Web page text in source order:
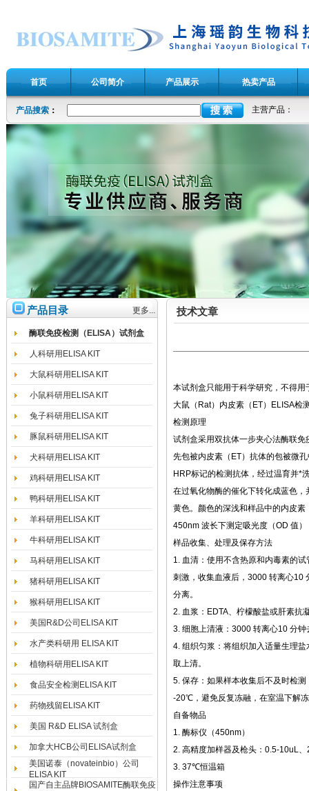
首页 公司简介 产品展示 热卖产品
产品搜索 ： 主营产品：
产品目录 更多...
酶联免疫检测（ELISA）试剂盒
人科研用ELISA KIT
大鼠科研用ELISA KIT
小鼠科研用ELISA KIT
兔子科研用ELISA KIT
豚鼠科研用ELISA KIT
犬科研用ELISA KIT
鸡科研用ELISA KIT
鸭科研用ELISA KIT
羊科研用ELISA KIT
牛科研用ELISA KIT
马科研用ELISA KIT
猪科研用ELISA KIT
猴科研用ELISA KIT
美国R&D公司ELISA KIT
水产类科研用 ELISA KIT
植物科研用ELISA KIT
食品安全检测ELISA KIT
药物残留ELISA KIT
美国 R&D ELISA 试剂盒
加拿大HCB公司ELISA试剂盒
美国诺泰（novateinbio）公司
ELISA KIT
国产自主品牌BIOSAMITE酶联免疫
技术文章
本试剂盒只能用于科学研究，不得用
大鼠（Rat）内皮素（ET）ELISA检
检测原理
试剂盒采用双抗体一步夹心法酶联
先包被内皮素（ET）抗体的包被微
HRP标记的检测抗体，经过温育并*
在过氧化物酶的催化下转化成蓝色
黄色。颜色的深浅和样品中的内皮
450nm 波长下测定吸光度（OD 值
样品收集、处理及保存方法
1. 血清：使用不含热原和内毒素的
刺激，收集血液后，3000 转离心10
分离。
2. 血浆：EDTA、柠檬酸盐或肝素抗
3. 细胞上清液：3000 转离心10 分
4. 组织匀浆：将组织加入适量生理
取上清。
5. 保存：如果样本收集后不及时检
-20℃，避免反复冻融，在室温下解
自备物品
1. 酶标仪（450nm）
2. 高精度加样器及枪头：0.5-10uL
3. 37℃恒温箱
操作注意事项